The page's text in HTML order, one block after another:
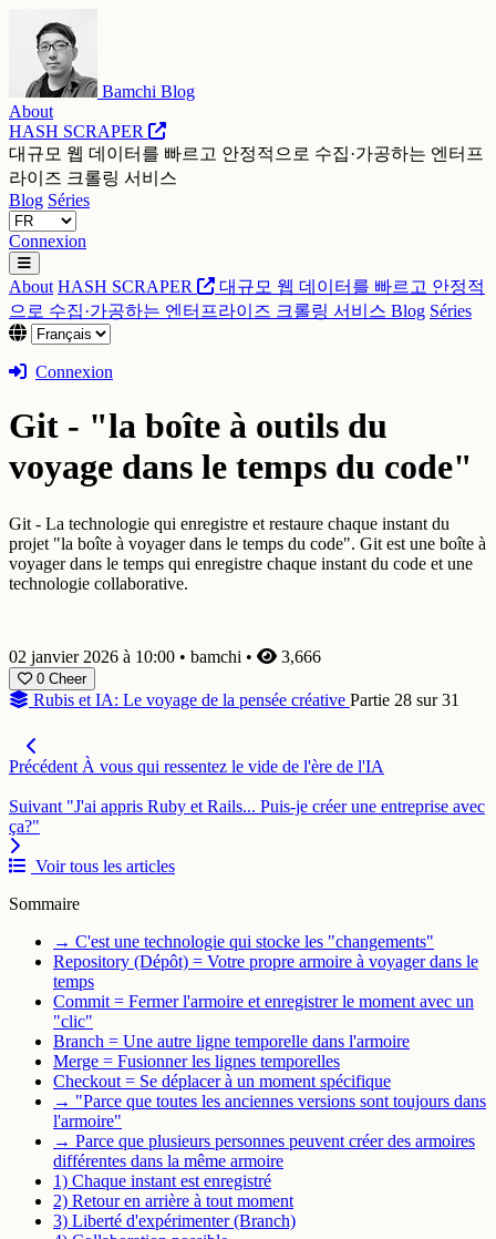
Bamchi Blog
About
HASH SCRAPER
대규모 웹 데이터를 빠르고 안정적으로 수집·가공하는 엔터프
라이즈 크롤링 서비스
Blog Séries
Connexion
About HASH SCRAPER
대규모 웹 데이터를 빠르고 안정적
으로 수집·가공하는 엔터프라이즈 크롤링 서비스 Blog Séries
Connexion
Git - "la boîte à outils du
voyage dans le temps du code"
Git - La technologie qui enregistre et restaure chaque instant du
projet "la boîte à voyager dans le temps du code". Git est une boîte à
voyager dans le temps qui enregistre chaque instant du code et une
technologie collaborative.
02 janvier 2026 à 10:00 • bamchi • 3,666
0 Cheer
Rubis et IA: Le voyage de la pensée créative Partie 28 sur 31
Précédent À vous qui ressentez le vide de l'ère de l'IA
Suivant "J'ai appris Ruby et Rails... Puis-je créer une entreprise avec
ça?"
Voir tous les articles
Sommaire
→ C'est une technologie qui stocke les "changements"
Repository (Dépôt) = Votre propre armoire à voyager dans le
temps
Commit = Fermer l'armoire et enregistrer le moment avec un
"clic"
Branch = Une autre ligne temporelle dans l'armoire
Merge = Fusionner les lignes temporelles
Checkout = Se déplacer à un moment spécifique
→ "Parce que toutes les anciennes versions sont toujours dans
l'armoire"
→ Parce que plusieurs personnes peuvent créer des armoires
différentes dans la même armoire
1) Chaque instant est enregistré
2) Retour en arrière à tout moment
3) Liberté d'expérimenter (Branch)